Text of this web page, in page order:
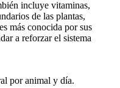
incluye vitaminas,
de las plantas,
más conocida por sus
a reforzar el sistema
por animal y día.